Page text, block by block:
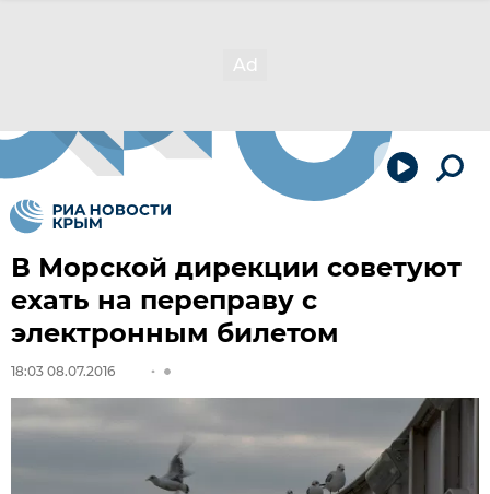
В Морской дирекции советуют
ехать на переправу с
электронным билетом
18:03 08.07.2016